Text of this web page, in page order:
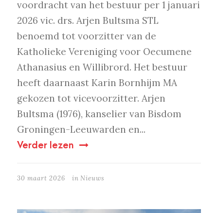
voordracht van het bestuur per 1 januari
2026 vic. drs. Arjen Bultsma STL
benoemd tot voorzitter van de
Katholieke Vereniging voor Oecumene
Athanasius en Willibrord. Het bestuur
heeft daarnaast Karin Bornhijm MA
gekozen tot vicevoorzitter. Arjen
Bultsma (1976), kanselier van Bisdom
Groningen-Leeuwarden en...
Verder lezen
30 maart 2026 in Nieuws